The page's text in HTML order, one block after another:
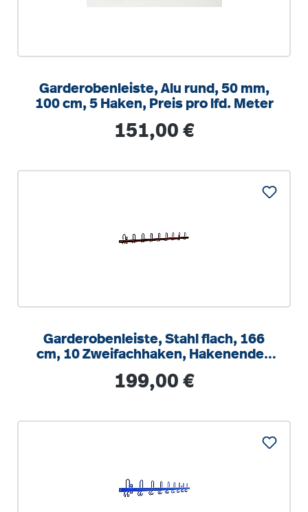
Garderobenleiste, Alu rund, 50 mm,
100 cm, 5 Haken, Preis pro lfd. Meter
Regulärer Preis:
151,00 €
Garderobenleiste, Stahl flach, 166
cm, 10 Zweifachhaken, Hakenenden
Regulärer Preis:
199,00 €